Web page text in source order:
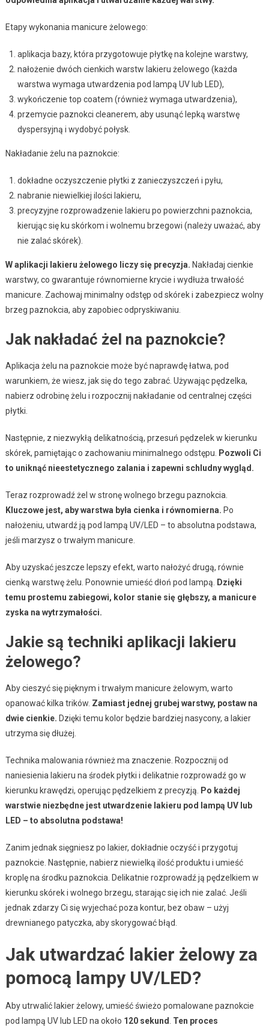
Etapy wykonania manicure żelowego:
aplikacja bazy, która przygotowuje płytkę na kolejne warstwy,
nałożenie dwóch cienkich warstw lakieru żelowego (każda
warstwa wymaga utwardzenia pod lampą UV lub LED),
wykończenie top coatem (również wymaga utwardzenia),
przemycie paznokci cleanerem, aby usunąć lepką warstwę
dyspersyjną i wydobyć połysk.
Nakładanie żelu na paznokcie:
dokładne oczyszczenie płytki z zanieczyszczeń i pyłu,
nabranie niewielkiej ilości lakieru,
precyzyjne rozprowadzenie lakieru po powierzchni paznokcia,
kierując się ku skórkom i wolnemu brzegowi (należy uważać, aby
nie zalać skórek).
W aplikacji lakieru żelowego liczy się precyzja. Nakładaj cienkie
warstwy, co gwarantuje równomierne krycie i wydłuża trwałość
manicure. Zachowaj minimalny odstęp od skórek i zabezpiecz wolny
brzeg paznokcia, aby zapobiec odpryskiwaniu.
Jak nakładać żel na paznokcie?
Aplikacja żelu na paznokcie może być naprawdę łatwa, pod
warunkiem, że wiesz, jak się do tego zabrać. Używając pędzelka,
nabierz odrobinę żelu i rozpocznij nakładanie od centralnej części
płytki.
Następnie, z niezwykłą delikatnością, przesuń pędzelek w kierunku
skórek, pamiętając o zachowaniu minimalnego odstępu.
Pozwoli Ci
to uniknąć nieestetycznego zalania i zapewni schludny wygląd.
Teraz rozprowadź żel w stronę wolnego brzegu paznokcia.
Kluczowe jest, aby warstwa była cienka i równomierna. Po
nałożeniu, utwardź ją pod lampą UV/LED – to absolutna podstawa,
jeśli marzysz o trwałym manicure.
Aby uzyskać jeszcze lepszy efekt, warto nałożyć drugą, równie
cienką warstwę żelu. Ponownie umieść dłoń pod lampą.
Dzięki
temu prostemu zabiegowi, kolor stanie się głębszy, a manicure
zyska na wytrzymałości.
Jakie są techniki aplikacji lakieru
żelowego?
Aby cieszyć się pięknym i trwałym manicure żelowym, warto
opanować kilka trików. Zamiast jednej grubej warstwy, postaw na
dwie cienkie. Dzięki temu kolor będzie bardziej nasycony, a lakier
utrzyma się dłużej.
Technika malowania również ma znaczenie. Rozpocznij od
naniesienia lakieru na środek płytki i delikatnie rozprowadź go w
kierunku krawędzi, operując pędzelkiem z precyzją.
Po każdej
warstwie niezbędne jest utwardzenie lakieru pod lampą UV lub
LED – to absolutna podstawa!
Zanim jednak sięgniesz po lakier, dokładnie oczyść i przygotuj
paznokcie. Następnie, nabierz niewielką ilość produktu i umieść
kroplę na środku paznokcia. Delikatnie rozprowadź ją pędzelkiem w
kierunku skórek i wolnego brzegu, starając się ich nie zalać. Jeśli
jednak zdarzy Ci się wyjechać poza kontur, bez obaw – użyj
drewnianego patyczka, aby skorygować błąd.
Jak utwardzać lakier żelowy za
pomocą lampy UV/LED?
Aby utrwalić lakier żelowy, umieść świeżo pomalowane paznokcie
pod lampą UV lub LED na około 120 sekund
Ten proces